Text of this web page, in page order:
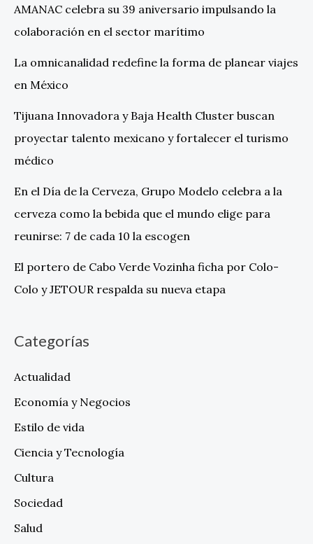
AMANAC celebra su 39 aniversario impulsando la
colaboración en el sector marítimo
La omnicanalidad redefine la forma de planear viajes
en México
Tijuana Innovadora y Baja Health Cluster buscan
proyectar talento mexicano y fortalecer el turismo
médico
En el Día de la Cerveza, Grupo Modelo celebra a la
cerveza como la bebida que el mundo elige para
reunirse: 7 de cada 10 la escogen
El portero de Cabo Verde Vozinha ficha por Colo-
Colo y JETOUR respalda su nueva etapa
Categorías
Actualidad
Economía y Negocios
Estilo de vida
Ciencia y Tecnología
Cultura
Sociedad
Salud